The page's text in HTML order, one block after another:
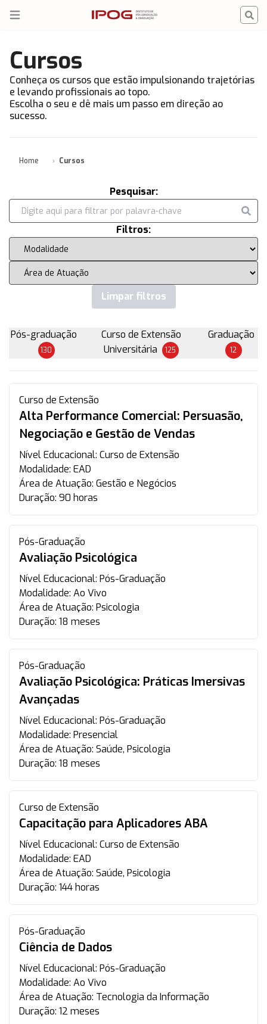
Open menu IPOG
Cursos
Conheça os cursos que estão impulsionando trajetórias
e levando profissionais ao topo.
Escolha o seu e dê mais um passo em direção ao
sucesso.
Home Cursos
Pesquisar:
Filtros:
Limpar filtros
Pós-graduação
130
Curso de Extensão
Universitária
125
Graduação
12
Curso de Extensão
Alta Performance Comercial: Persuasão,
Negociação e Gestão de Vendas
Nível Educacional: Curso de Extensão
Modalidade: EAD
Área de Atuação: Gestão e Negócios
Duração: 90 horas
Pós-Graduação
Avaliação Psicológica
Nível Educacional: Pós-Graduação
Modalidade: Ao Vivo
Área de Atuação: Psicologia
Duração: 18 meses
Pós-Graduação
Avaliação Psicológica: Práticas Imersivas
Avançadas
Nível Educacional: Pós-Graduação
Modalidade: Presencial
Área de Atuação: Saúde, Psicologia
Duração: 18 meses
Curso de Extensão
Capacitação para Aplicadores ABA
Nível Educacional: Curso de Extensão
Modalidade: EAD
Área de Atuação: Saúde, Psicologia
Duração: 144 horas
Pós-Graduação
Ciência de Dados
Nível Educacional: Pós-Graduação
Modalidade: Ao Vivo
Área de Atuação: Tecnologia da Informação
Duração: 12 meses